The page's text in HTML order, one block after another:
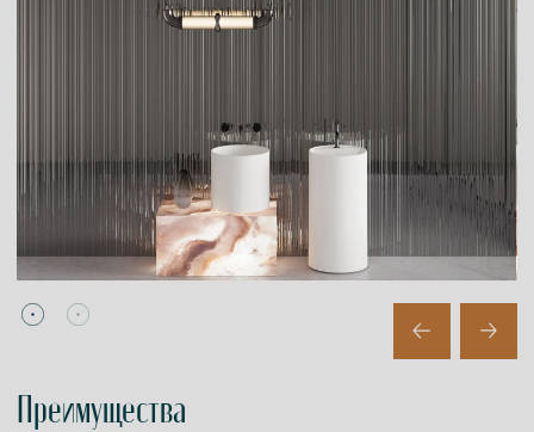
Преимущества